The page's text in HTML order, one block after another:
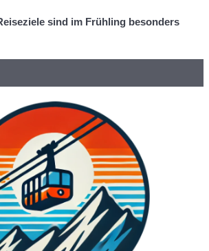
sind im Frühling besonders